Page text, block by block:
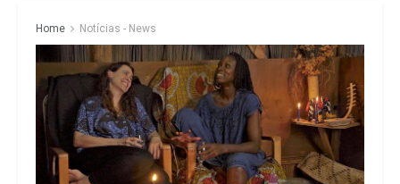
Home Notícias - News